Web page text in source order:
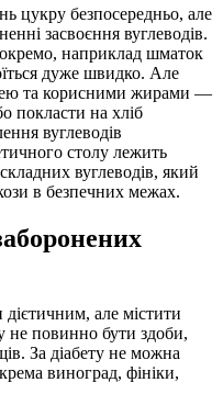
цукру безпосередньо, але
засвоєння вуглеводів.
наприклад шматок
дуже швидко. Але
та корисними жирами —
покласти на хліб
вуглеводів
столу лежить
вуглеводів, який
в безпечних межах.
але містити
не повинно бути здоби,
За діабету не можна
виноград, фініки,